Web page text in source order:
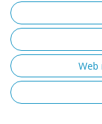
Web